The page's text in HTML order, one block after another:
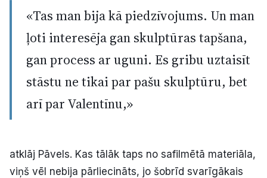
«Tas man bija kā piedzīvojums. Un man
ļoti interesēja gan skulptūras tapšana,
gan process ar uguni. Es gribu uztaisīt
stāstu ne tikai par pašu skulptūru, bet
arī par Valentīnu,»
atklāj Pāvels. Kas tālāk taps no safilmētā materiāla,
viņš vēl nebija pārliecināts, jo šobrīd svarīgākais